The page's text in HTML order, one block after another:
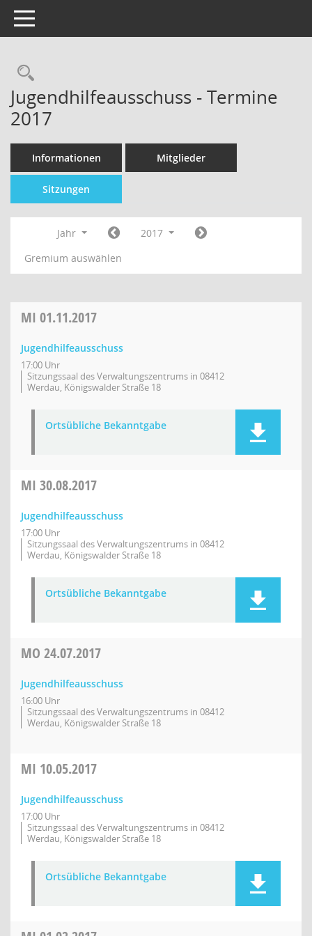
Toggle navigation
Jugendhilfeausschuss - Termine
2017
Informationen Mitglieder
Sitzungen
Jahr
2017
Gremium auswählen
MI 01.11.2017
Jugendhilfeausschuss
17:00 Uhr
Sitzungssaal des Verwaltungszentrums in 08412
Werdau, Königswalder Straße 18
Ortsübliche Bekanntgabe
MI 30.08.2017
Jugendhilfeausschuss
17:00 Uhr
Sitzungssaal des Verwaltungszentrums in 08412
Werdau, Königswalder Straße 18
Ortsübliche Bekanntgabe
MO 24.07.2017
Jugendhilfeausschuss
16:00 Uhr
Sitzungssaal des Verwaltungszentrums in 08412
Werdau, Königswalder Straße 18
MI 10.05.2017
Jugendhilfeausschuss
17:00 Uhr
Sitzungssaal des Verwaltungszentrums in 08412
Werdau, Königswalder Straße 18
Ortsübliche Bekanntgabe